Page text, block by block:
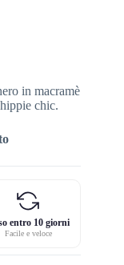
in macramè
chic.
entro 10 giorni
Facile e veloce